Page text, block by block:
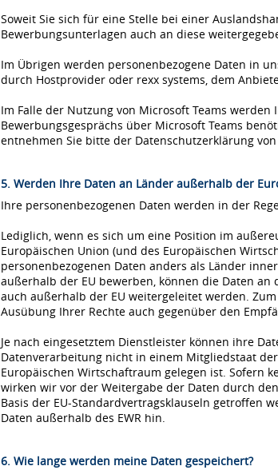
Soweit Sie sich für eine Stelle bei einer
Bewerbungsunterlagen auch an diese
Im Übrigen werden personenbezogene Daten in
durch Hostprovider oder rexx systems, dem
Im Falle der Nutzung von Microsoft Teams
Bewerbungsgesprächs über Microsoft Teams
entnehmen Sie bitte der Datenschutzerklärung
5. Werden Ihre Daten an Länder außerhalb der
Ihre personenbezogenen Daten werden in der
Lediglich, wenn es sich um eine Position im
Europäischen Union (und des Europäischen
personenbezogenen Daten anders als Länder
außerhalb der EU bewerben, können die Daten
auch außerhalb der EU weitergeleitet werden.
Ausübung Ihrer Rechte auch gegenüber den
Je nach eingesetztem Dienstleister können ihre
Datenverarbeitung nicht in einem Mitgliedstaat
Europäischen Wirtschaftraum gelegen ist. Sofern
wirken wir vor der Weitergabe der Daten durch
Basis der EU-Standardvertragsklauseln getroffen
Daten außerhalb des EWR hin.
6. Wie lange werden meine Daten gespeichert?